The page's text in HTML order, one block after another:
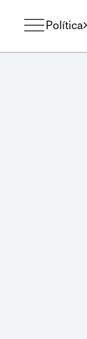
Política